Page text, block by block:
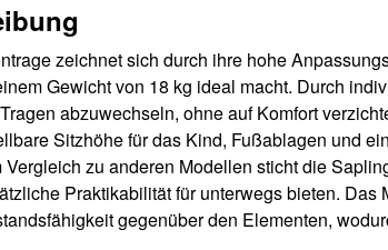
zeichnet sich durch ihre hohe
Gewicht von 18 kg ideal macht. Durch
abzuwechseln, ohne auf Komfort
Sitzhöhe für das Kind, Fußablagen und
zu anderen Modellen sticht die
Praktikabilität für unterwegs bieten.
gegenüber den Elementen,